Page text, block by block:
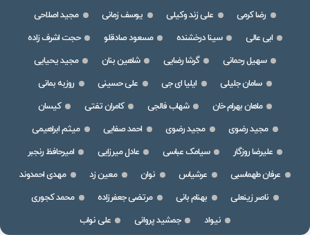
رضا کرمی
علی زند وکیلی یوسف زمانی
مجید اصلاحی
ابی عالی
سینا درخشنده مسعود صادقلو
حجت اشرف زاده
سهیل رحمانی
گرشا رضایی شاهین بنان
مجید یحیایی
سامان جلیلی
ایلیا ای جی علی حسینی
روزبه بمانی
ماهان بهرام خان
شهاب فالجی کامران تفتی
کیسان
مجید رضوی
مجید رضوی احمد صفایی
میثم ابراهیمی
علیرضا روزگار
سیامک عباسی عادل میرزایی
امیرحافظ رنجبر
عرفان طهماسبی
عرشیاس نوان معین زد
مهدی احمدوند
ناصر زینعلی
بهنام بانی مرتضی جعفرزاده
محمد کجوری
نیواد
جمشید پروانی علی نواب